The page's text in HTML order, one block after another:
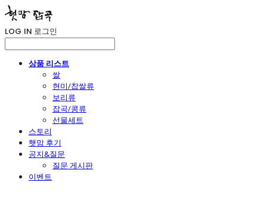
LOG IN 로그인
상품 리스트
쌀
현미/찹쌀류
보리류
잡곡/콩류
선물세트
스토리
햇맘 후기
공지&질문
질문 게시판
이벤트